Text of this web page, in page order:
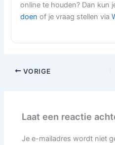
online te houden? Dan kun
doen of je vraag stellen via
VORIGE
Laat een reactie
Je e-mailadres wordt niet